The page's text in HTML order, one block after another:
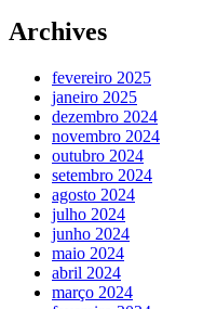
Archives
fevereiro 2025
janeiro 2025
dezembro 2024
novembro 2024
outubro 2024
setembro 2024
agosto 2024
julho 2024
junho 2024
maio 2024
abril 2024
março 2024